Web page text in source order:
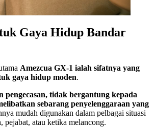
Gaya Hidup Bandar
Amezcua GX-1 ialah sifatnya yang
gaya hidup moden.
pengecasan, tidak bergantung kepada
sebarang penyelenggaraan yang
mudah digunakan dalam pelbagai situasi
atau ketika melancong.